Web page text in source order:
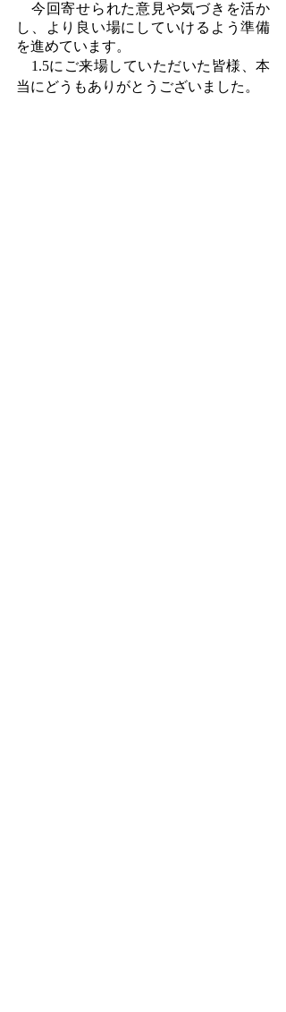
今回寄せられた意見や気づきを活か
し、より良い場にしていけるよう準備
を進めています。
1.5にご来場していただいた皆様、本
当にどうもありがとうございました。